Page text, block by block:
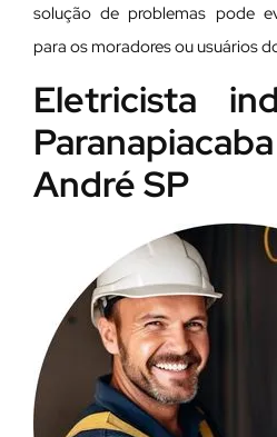
solução de problemas pode
para os moradores ou usuários
Eletricista
André SP